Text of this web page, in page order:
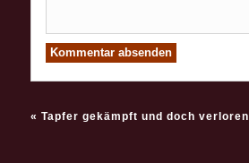
« Tapfer gekämpft und doch verloren